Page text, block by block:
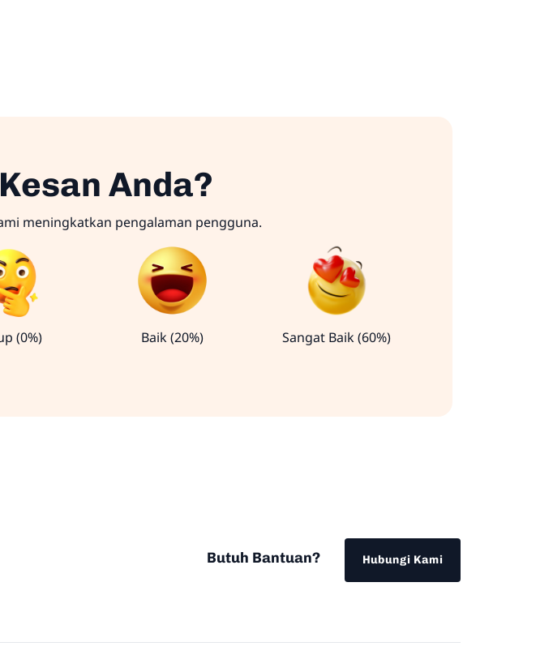
Anda?
meningkatkan pengalaman pengguna.
(0%) Baik (20%) Sangat Baik (60%)
Butuh Bantuan? Hubungi Kami